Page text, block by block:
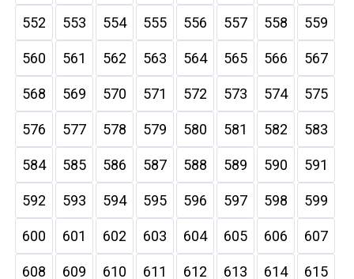
552 553 554 555 556 557 558 559
560 561 562 563 564 565 566 567
568 569 570 571 572 573 574 575
576 577 578 579 580 581 582 583
584 585 586 587 588 589 590 591
592 593 594 595 596 597 598 599
600 601 602 603 604 605 606 607
608 609 610 611 612 613 614 615